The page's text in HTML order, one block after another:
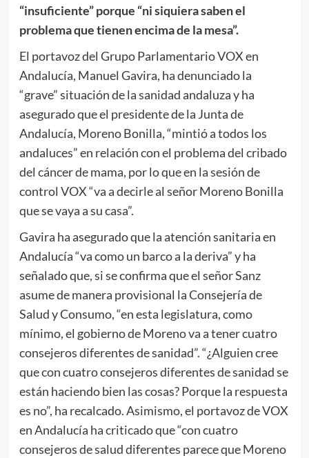
“insuficiente” porque “ni siquiera saben el
problema que tienen encima de la mesa”.
El portavoz del Grupo Parlamentario VOX en
Andalucía, Manuel Gavira, ha denunciado la
“grave” situación de la sanidad andaluza y ha
asegurado que el presidente de la Junta de
Andalucía, Moreno Bonilla, “mintió a todos los
andaluces” en relación con el problema del cribado
del cáncer de mama, por lo que en la sesión de
control VOX “va a decirle al señor Moreno Bonilla
que se vaya a su casa”.
Gavira ha asegurado que la atención sanitaria en
Andalucía “va como un barco a la deriva” y ha
señalado que, si se confirma que el señor Sanz
asume de manera provisional la Consejería de
Salud y Consumo, “en esta legislatura, como
mínimo, el gobierno de Moreno va a tener cuatro
consejeros diferentes de sanidad”. “¿Alguien cree
que con cuatro consejeros diferentes de sanidad se
están haciendo bien las cosas? Porque la respuesta
es no”, ha recalcado. Asimismo, el portavoz de VOX
en Andalucía ha criticado que “con cuatro
consejeros de salud diferentes parece que Moreno